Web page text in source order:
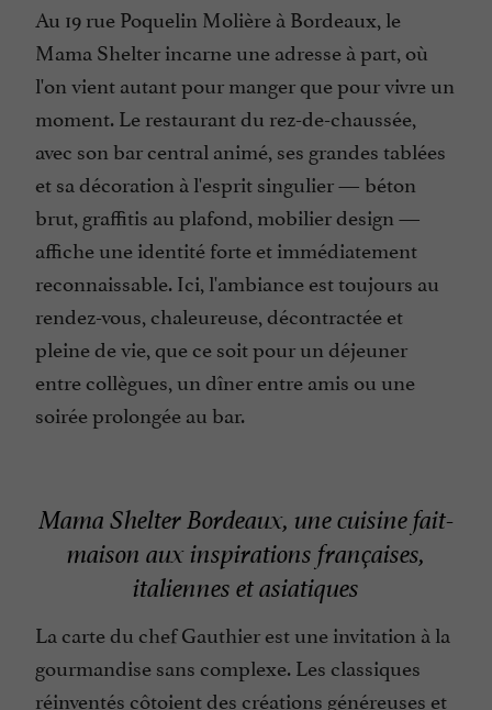
Au 19 rue Poquelin Molière à Bordeaux, le
Mama Shelter incarne une adresse à part, où
l'on vient autant pour manger que pour vivre un
moment. Le restaurant du rez-de-chaussée,
avec son bar central animé, ses grandes tablées
et sa décoration à l'esprit singulier — béton
brut, graffitis au plafond, mobilier design —
affiche une identité forte et immédiatement
reconnaissable. Ici, l'ambiance est toujours au
rendez-vous, chaleureuse, décontractée et
pleine de vie, que ce soit pour un déjeuner
entre collègues, un dîner entre amis ou une
soirée prolongée au bar.
Mama Shelter Bordeaux, une cuisine fait-
maison aux inspirations françaises,
italiennes et asiatiques
La carte du chef Gauthier est une invitation à la
gourmandise sans complexe. Les classiques
réinventés côtoient des créations généreuses et